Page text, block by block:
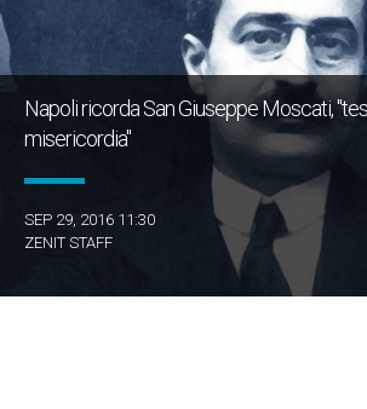
Napoli ricorda San Giuseppe Moscati,
misericordia"
SEP 29, 2016 11:30
ZENIT STAFF